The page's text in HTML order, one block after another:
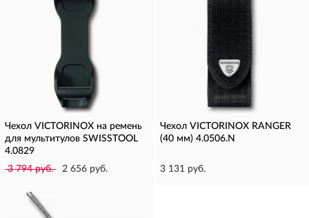
Чехол VICTORINOX на ремень
для мультитулов SWISSTOOL
4.0829
3 794 руб.
2 656 руб.
Чехол VICTORINOX RANGER
(40 мм) 4.0506.N
3 131 руб.